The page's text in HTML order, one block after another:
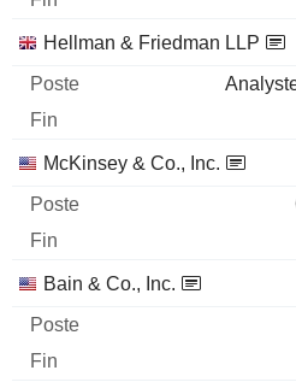
Hellman & Friedman LLP
McKinsey & Co., Inc.
Bain & Co., Inc.